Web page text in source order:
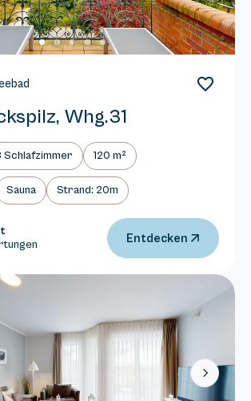
Whg.31
Schlafzimmer 120 m²
Sauna Strand: 20m
Entdecken
Next